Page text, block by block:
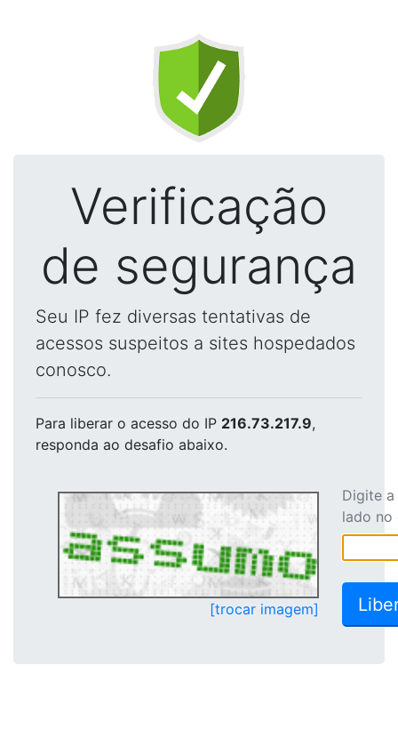
Verificação
de segurança
Seu IP fez diversas tentativas de
acessos suspeitos a sites hospedados
conosco.
Para liberar o acesso do IP 216.73.217.9,
responda ao desafio abaixo.
[trocar imagem]
Digite
lado no